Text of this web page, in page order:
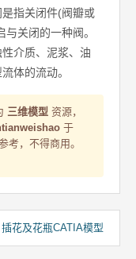
指关闭件(阀瓣或
关闭的一种阀。
介质、泥浆、油
体的流动。
三维模型 资源，
于
考，不得商用。
插花及花瓶CATIA模型